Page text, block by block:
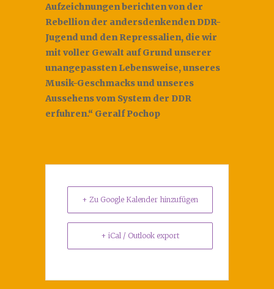
Aufzeichnungen berichten von der
Rebellion der andersdenkenden DDR-
Jugend und den Repressalien, die wir
mit voller Gewalt auf Grund unserer
unangepassten Lebensweise, unseres
Musik-Geschmacks und unseres
Aussehens vom System der DDR
erfuhren.“ Geralf Pochop
+ Zu Google Kalender hinzufügen
+ iCal / Outlook export